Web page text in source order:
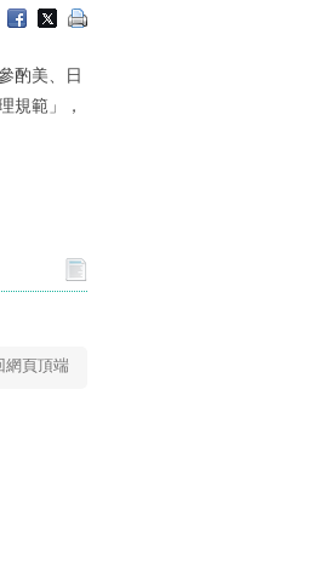
酌美、日
規範」，
網頁頂端